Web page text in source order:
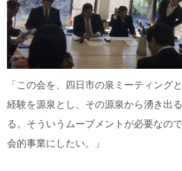
「この会を、四日市の泉ミーティング
経験を源泉とし、その源泉から湧き出
る。そういうムーブメントが必要なの
会的事業にしたい。」